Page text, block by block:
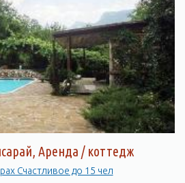
Аренда / коттедж
в Горах Счастливое до 15 чел